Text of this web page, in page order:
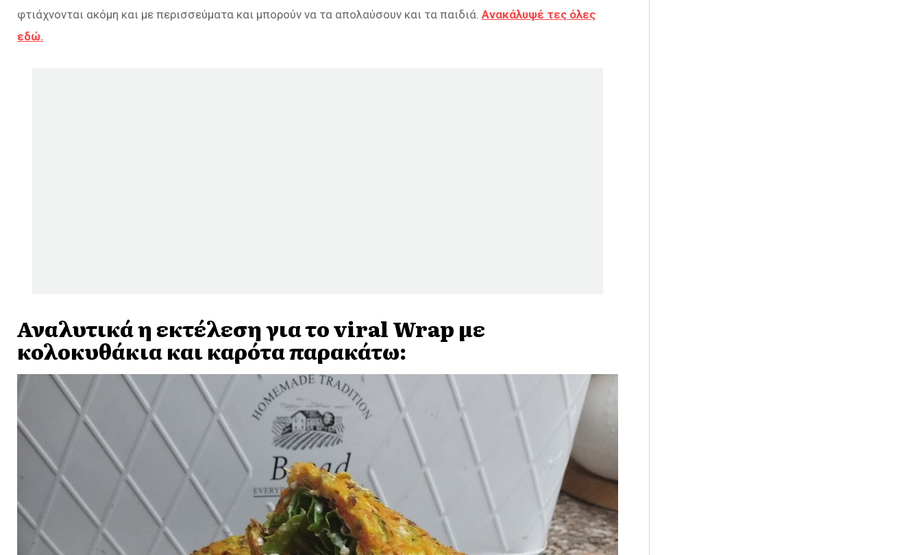
φτιάχνονται ακόμη και με περισσεύματα και μπορούν να τα απολαύσουν και τα παιδιά. Ανακάλυψέ τες όλες
εδώ.
Αναλυτικά η εκτέλεση για το viral Wrap με
κολοκυθάκια και καρότα παρακάτω: